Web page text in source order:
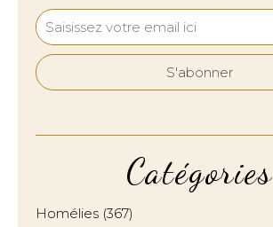
Catégories
Homélies (367)